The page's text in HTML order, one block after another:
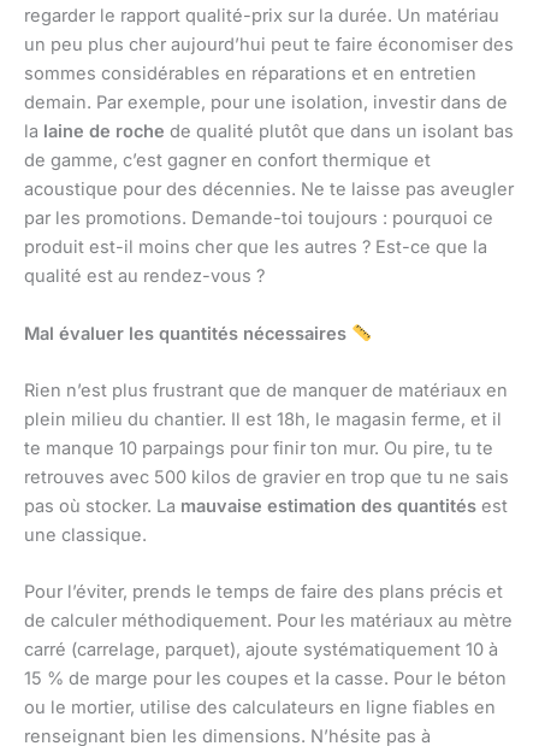
regarder le rapport qualité-prix sur la durée. Un matériau
un peu plus cher aujourd’hui peut te faire économiser des
sommes considérables en réparations et en entretien
demain. Par exemple, pour une isolation, investir dans de
la laine de roche de qualité plutôt que dans un isolant bas
de gamme, c’est gagner en confort thermique et
acoustique pour des décennies. Ne te laisse pas aveugler
par les promotions. Demande-toi toujours : pourquoi ce
produit est-il moins cher que les autres ? Est-ce que la
qualité est au rendez-vous ?
Mal évaluer les quantités nécessaires
Rien n’est plus frustrant que de manquer de matériaux en
plein milieu du chantier. Il est 18h, le magasin ferme, et il
te manque 10 parpaings pour finir ton mur. Ou pire, tu te
retrouves avec 500 kilos de gravier en trop que tu ne sais
pas où stocker. La mauvaise estimation des quantités est
une classique.
Pour l’éviter, prends le temps de faire des plans précis et
de calculer méthodiquement. Pour les matériaux au mètre
carré (carrelage, parquet), ajoute systématiquement 10 à
15 % de marge pour les coupes et la casse. Pour le béton
ou le mortier, utilise des calculateurs en ligne fiables en
renseignant bien les dimensions. N’hésite pas à